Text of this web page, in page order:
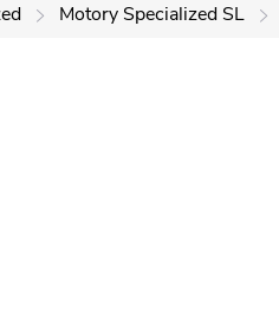
Motory Specialized SL